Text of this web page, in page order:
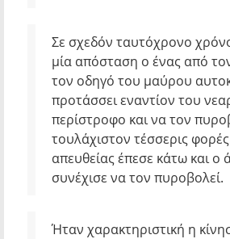
Σε σχεδόν ταυτόχρονο
μία απόσταση ο ένας από
τον οδηγό του μαύρου
προτάσσει εναντίον του
περίστροφο και να τον
τουλάχιστον τέσσερις
απευθείας έπεσε κάτω και ο
συνέχισε να τον πυροβολεί.
Ήταν χαρακτηριστική η